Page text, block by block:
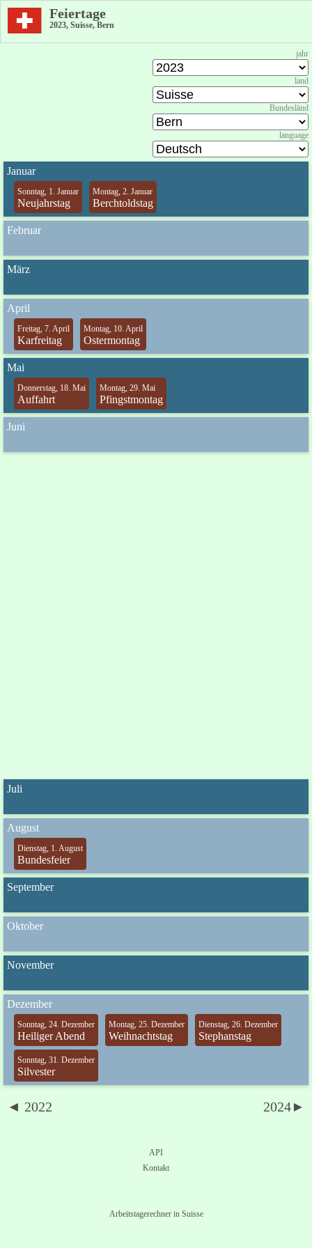
Feiertage
2023, Suisse, Bern
jahr
land
Bundesländ
language
Januar
Sonntag, 1. Januar
Neujahrstag
Montag, 2. Januar
Berchtoldstag
Februar
März
April
Freitag, 7. April
Karfreitag
Montag, 10. April
Ostermontag
Mai
Donnerstag, 18. Mai
Auffahrt
Montag, 29. Mai
Pfingstmontag
Juni
Juli
August
Dienstag, 1. August
Bundesfeier
September
Oktober
November
Dezember
Sonntag, 24. Dezember
Heiliger Abend
Montag, 25. Dezember
Weihnachtstag
Dienstag, 26. Dezember
Stephanstag
Sonntag, 31. Dezember
Silvester
◄ 2022 2024►
API
Kontakt
Arbeitstagerechner in Suisse